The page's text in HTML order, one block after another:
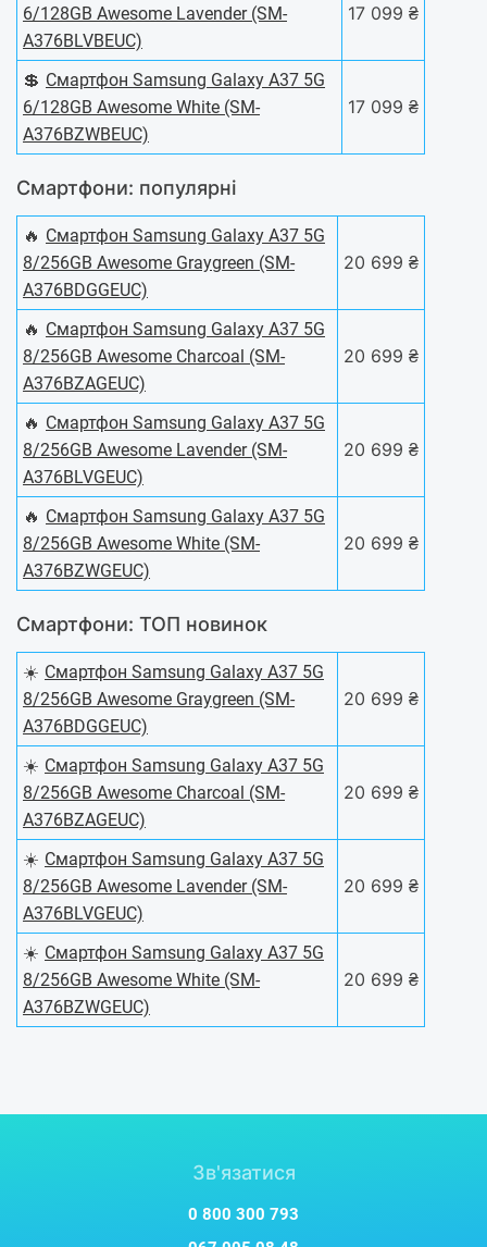
6/128GB Awesome Lavender (SM-
A376BLVBEUC)
17 099 ₴
💲 Смартфон Samsung Galaxy A37 5G
6/128GB Awesome White (SM-
A376BZWBEUC)
17 099 ₴
Смартфони: популярні
🔥 Смартфон Samsung Galaxy A37 5G
8/256GB Awesome Graygreen (SM-
A376BDGGEUC)
20 699 ₴
🔥 Смартфон Samsung Galaxy A37 5G
8/256GB Awesome Charcoal (SM-
A376BZAGEUC)
20 699 ₴
🔥 Смартфон Samsung Galaxy A37 5G
8/256GB Awesome Lavender (SM-
A376BLVGEUC)
20 699 ₴
🔥 Смартфон Samsung Galaxy A37 5G
8/256GB Awesome White (SM-
A376BZWGEUC)
20 699 ₴
Смартфони: ТОП новинок
☀️ Смартфон Samsung Galaxy A37 5G
8/256GB Awesome Graygreen (SM-
A376BDGGEUC)
20 699 ₴
☀️ Смартфон Samsung Galaxy A37 5G
8/256GB Awesome Charcoal (SM-
A376BZAGEUC)
20 699 ₴
☀️ Смартфон Samsung Galaxy A37 5G
8/256GB Awesome Lavender (SM-
A376BLVGEUC)
20 699 ₴
☀️ Смартфон Samsung Galaxy A37 5G
8/256GB Awesome White (SM-
A376BZWGEUC)
20 699 ₴
Зв'язатися
0 800 300 793